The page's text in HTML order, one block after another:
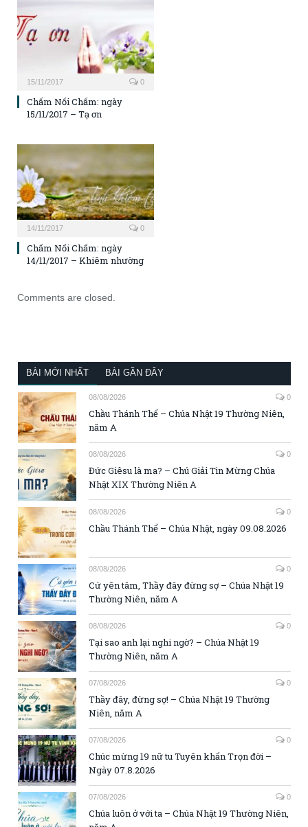
15/11/2017 0
Chấm Nối Chấm: ngày
15/11/2017 – Tạ ơn
14/11/2017 0
Chấm Nối Chấm: ngày
14/11/2017 – Khiêm nhường
Comments are closed.
BÀI MỚI NHẤT BÀI GẦN ĐÂY
08/08/2026 0
Chầu Thánh Thể – Chúa Nhật 19 Thường Niên,
năm A
08/08/2026 0
Đức Giêsu là ma? – Chú Giải Tin Mừng Chúa
Nhật XIX Thường Niên A
08/08/2026 0
Chầu Thánh Thể – Chúa Nhật, ngày 09.08.2026
08/08/2026 0
Cứ yên tâm, Thầy đây đừng sợ – Chúa Nhật 19
Thường Niên, năm A
08/08/2026 0
Tại sao anh lại nghi ngờ? – Chúa Nhật 19
Thường Niên, năm A
07/08/2026 0
Thầy đây, đừng sợ! – Chúa Nhật 19 Thường
Niên, năm A
07/08/2026 0
Chúc mừng 19 nữ tu Tuyên khấn Trọn đời –
Ngày 07.8.2026
07/08/2026 0
Chúa luôn ở với ta – Chúa Nhật 19 Thường Niên,